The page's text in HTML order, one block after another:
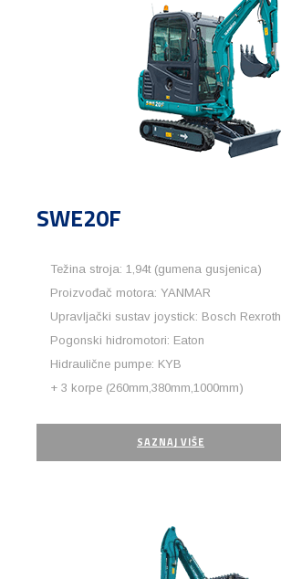
SWE20F
Težina stroja: 1,94t (gumena gusjenica)
Proizvođač motora: YANMAR
Upravljački sustav joystick: Bosch Rexroth
Pogonski hidromotori: Eaton
Hidraulične pumpe: KYB
+ 3 korpe (260mm,380mm,1000mm)
SAZNAJ VIŠE